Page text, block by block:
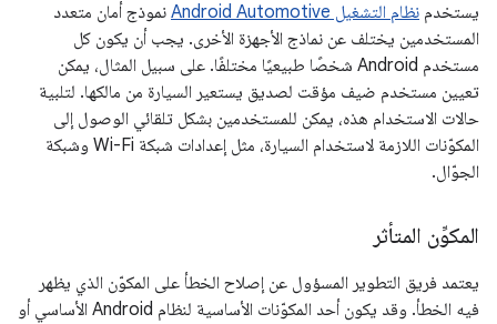
يستخدم نظام التشغيل Android Automotive
نموذج أمان متعدد
المستخدمين يختلف عن نماذج الأجهزة الأخرى. يجب أن يكون كل
مستخدم Android شخصًا طبيعيًا مختلفًا. على سبيل المثال، يمكن
تعيين مستخدم ضيف مؤقت لصديق يستعير السيارة من مالكها. لتلبية
حالات الاستخدام هذه، يمكن للمستخدمين بشكل تلقائي الوصول إلى
المكوّنات اللازمة لاستخدام السيارة، مثل إعدادات شبكة Wi-Fi وشبكة
الجوّال.
المكوِّن المتأثر
يعتمد فريق التطوير المسؤول عن إصلاح الخطأ على المكوّن الذي يظهر
فيه الخطأ. وقد يكون أحد المكوّنات الأساسية لنظام Android الأساسي أو